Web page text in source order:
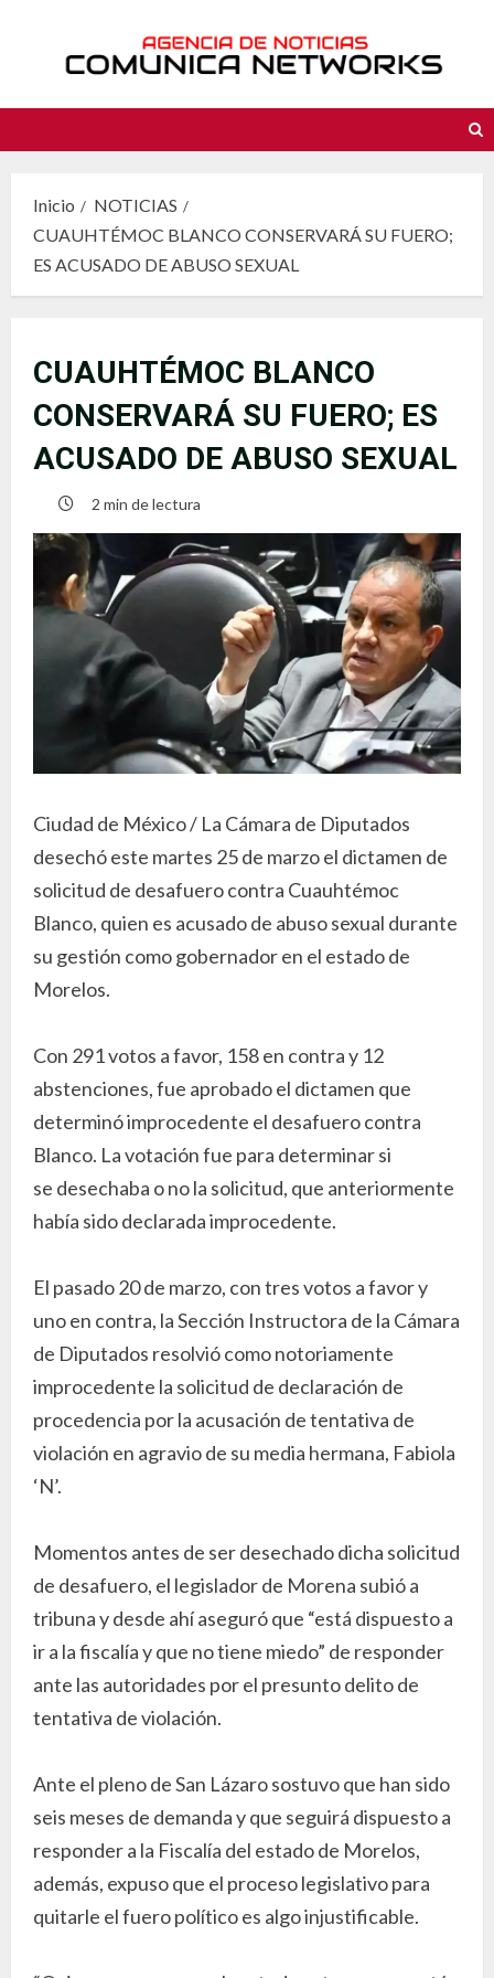
contenido
Inicio
NOTICIAS
CUAUHTÉMOC BLANCO CONSERVARÁ SU FUERO;
ES ACUSADO DE ABUSO SEXUAL
CUAUHTÉMOC BLANCO
CONSERVARÁ SU FUERO; ES
ACUSADO DE ABUSO SEXUAL
2 min de lectura
Ciudad de México / La Cámara de Diputados
desechó este martes 25 de marzo el dictamen de
solicitud de desafuero contra Cuauhtémoc
Blanco, quien es acusado de abuso sexual durante
su gestión como gobernador en el estado de
Morelos.
Con 291 votos a favor, 158 en contra y 12
abstenciones, fue aprobado el dictamen que
determinó improcedente el desafuero contra
Blanco. La votación fue para determinar si
se desechaba o no la solicitud, que anteriormente
había sido declarada improcedente.
El pasado 20 de marzo, con tres votos a favor y
uno en contra, la Sección Instructora de la Cámara
de Diputados resolvió como notoriamente
improcedente la solicitud de declaración de
procedencia por la acusación de tentativa de
violación en agravio de su media hermana, Fabiola
‘N’.
Momentos antes de ser desechado dicha solicitud
de desafuero, el legislador de Morena subió a
tribuna y desde ahí aseguró que “está dispuesto a
ir a la fiscalía y que no tiene miedo” de responder
ante las autoridades por el presunto delito de
tentativa de violación.
Ante el pleno de San Lázaro sostuvo que han sido
seis meses de demanda y que seguirá dispuesto a
responder a la Fiscalía del estado de Morelos,
además, expuso que el proceso legislativo para
quitarle el fuero político es algo injustificable.